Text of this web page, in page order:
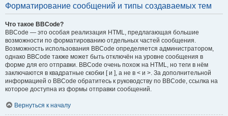
Форматирование сообщений и типы создаваемых тем
Что такое BBCode?
BBCode — это особая реализация HTML, предлагающая большие
возможности по форматированию отдельных частей сообщения.
Возможность использования BBCode определяется администратором,
однако BBCode также может быть отключён на уровне сообщения в
форме для его отправки. BBCode очень похож на HTML, но теги в нём
заключаются в квадратные скобки [ и ], а не в < и >. За дополнительной
информацией о BBCode обратитесь к руководству по BBCode, ссылка на
которое доступна из формы отправки сообщений.
Вернуться к началу